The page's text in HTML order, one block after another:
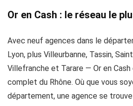
Or en Cash : le réseau le
Avec neuf agences dans le
Lyon, plus Villeurbanne, Tassin,
Villefranche et Tarare — Or en
complet du Rhône. Où que vous
département, une agence se